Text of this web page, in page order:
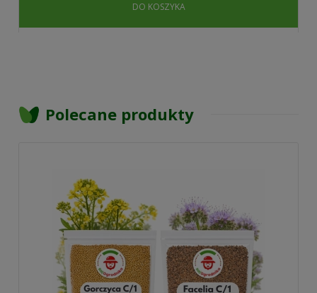
DO KOSZYKA
Polecane produkty